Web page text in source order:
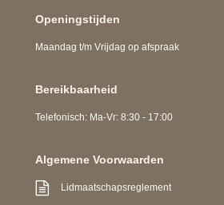
Openingstijden
Maandag t/m Vrijdag op afspraak
Bereikbaarheid
Telefonisch: Ma-Vr: 8:30 - 17:00
Algemene Voorwaarden
Lidmaatschapsreglement